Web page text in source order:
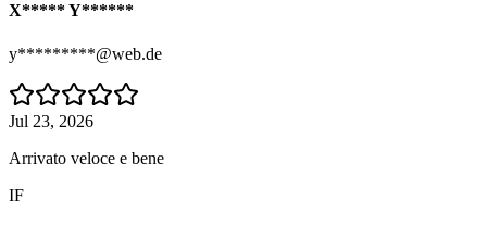
X***** Y******
y*********@web.de
Jul 23, 2026
Arrivato veloce e bene
IF